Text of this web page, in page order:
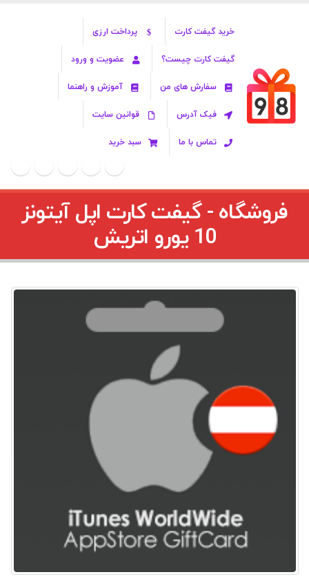
خرید گیفت کارت پرداخت ارزی
گیفت کارت چیست؟ عضویت و ورود
سفارش های من آموزش و راهنما
فیک آدرس قوانین سایت
تماس با ما سبد خرید
فروشگاه - گیفت کارت اپل آیتونز
10 یورو اتريش